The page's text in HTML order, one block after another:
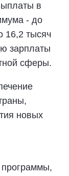
в
- до
16,2 тысяч
зарплаты
сферы.
новых